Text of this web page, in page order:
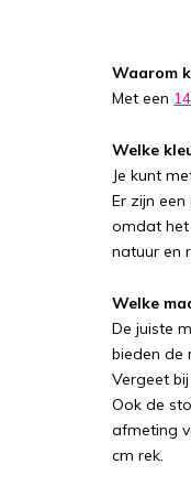
Waarom
Met een
Welke
Je kunt
Er zijn
omdat het
natuur en
Welke
De juiste
bieden de
Vergeet
Ook de
afmeting
cm rek.